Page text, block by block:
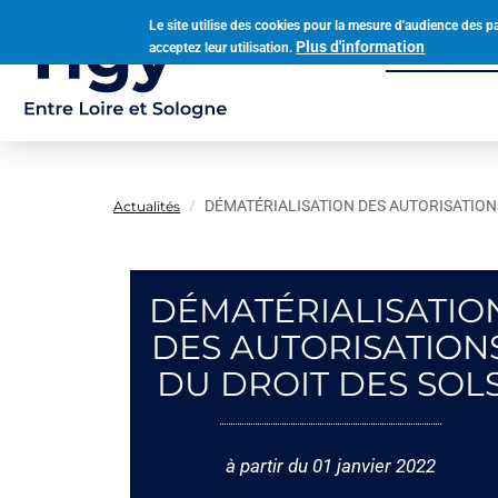
Le site utilise des cookies pour la mesure d'audience des
acceptez leur utilisation. Plus d'information
principal
principale
Municipalité
Actualités DÉMATÉRIALISATION DES
DES
DU DROIT DES
à partir du 01 janvier 2022